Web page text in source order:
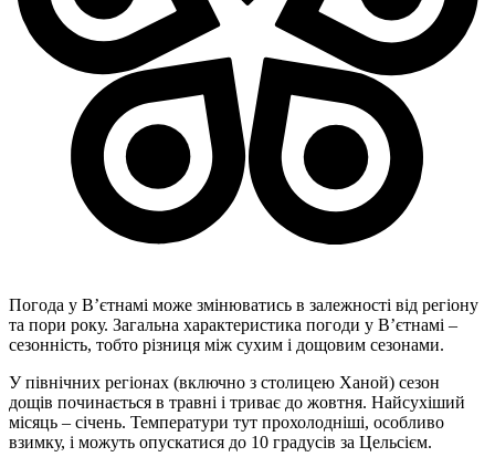
Погода у В’єтнамі може змінюватись в залежності від регіону
та пори року. Загальна характеристика погоди у В’єтнамі –
сезонність, тобто різниця між сухим і дощовим сезонами.
У північних регіонах (включно з столицею Ханой) сезон
дощів починається в травні і триває до жовтня. Найсухіший
місяць – січень. Температури тут прохолодніші, особливо
взимку, і можуть опускатися до 10 градусів за Цельсієм.